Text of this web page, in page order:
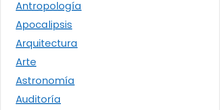
Antropología
Apocalipsis
Arquitectura
Arte
Astronomía
Auditoría